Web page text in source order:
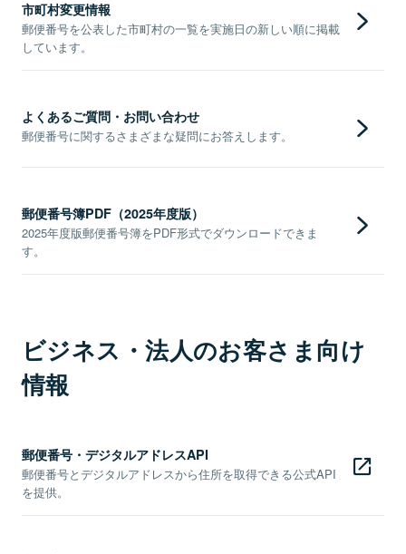
市町村変更情報
郵便番号を公表した市町村の一覧を実施日の新しい順に掲載
しています。
よくあるご質問・お問い合わせ
郵便番号に関するさまざまな疑問にお答えします。
郵便番号簿PDF（2025年度版）
2025年度版郵便番号簿をPDF形式でダウンロードできま
す。
ビジネス・法人のお客さま向け
情報
郵便番号・デジタルアドレスAPI
郵便番号とデジタルアドレスから住所を取得できる公式API
を提供。